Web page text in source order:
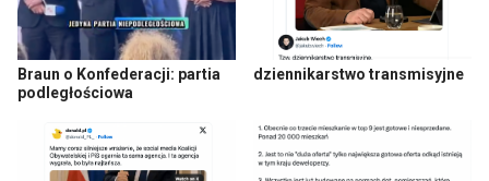
Braun o Konfederacji: partia
podległościowa
dziennikarstwo transmisyjne